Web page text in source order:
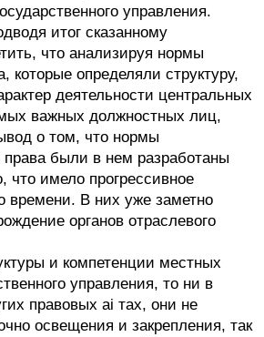
управления.
итог сказанному
что анализируя нормы
которые определяли структуру,
деятельности центральных
важных должностных лиц,
о том, что нормы
права были в нем разработаны
что имело прогрессивное
времени. В них уже заметно
органов отраслевого
и компетенции местных
управления, то ни в
правовых ai тах, они не
освещения и закрепления, так